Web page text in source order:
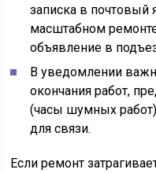
записка в
масштабном
объявление в
В уведомлении
окончания работ,
(часы шумных
для связи.
Если ремонт